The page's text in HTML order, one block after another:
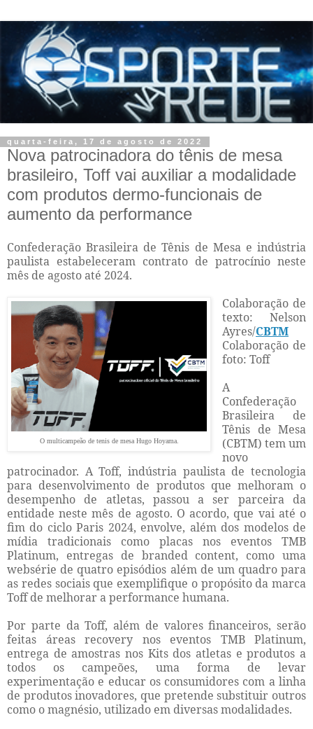
quarta-feira, 17 de agosto de 2022
Nova patrocinadora do tênis de mesa
brasileiro, Toff vai auxiliar a modalidade
com produtos dermo-funcionais de
aumento da performance
Confederação Brasileira de Tênis de Mesa e indústria
paulista estabeleceram contrato de patrocínio neste
mês de agosto até 2024.
O multicampeão de tenis de mesa Hugo Hoyama.
Colaboração de
texto: Nelson
Ayres/CBTM
Colaboração de
foto: Toff
A
Confederação
Brasileira de
Tênis de Mesa
(CBTM) tem um
novo
patrocinador. A Toff, indústria paulista de tecnologia
para desenvolvimento de produtos que melhoram o
desempenho de atletas, passou a ser parceira da
entidade neste mês de agosto. O acordo, que vai até o
fim do ciclo Paris 2024, envolve, além dos modelos de
mídia tradicionais como placas nos eventos TMB
Platinum, entregas de branded content, como uma
websérie de quatro episódios além de um quadro para
as redes sociais que exemplifique o propósito da marca
Toff de melhorar a performance humana.
Por parte da Toff, além de valores financeiros, serão
feitas áreas recovery nos eventos TMB Platinum,
entrega de amostras nos Kits dos atletas e produtos a
todos os campeões, uma forma de levar
experimentação e educar os consumidores com a linha
de produtos inovadores, que pretende substituir outros
como o magnésio, utilizado em diversas modalidades.